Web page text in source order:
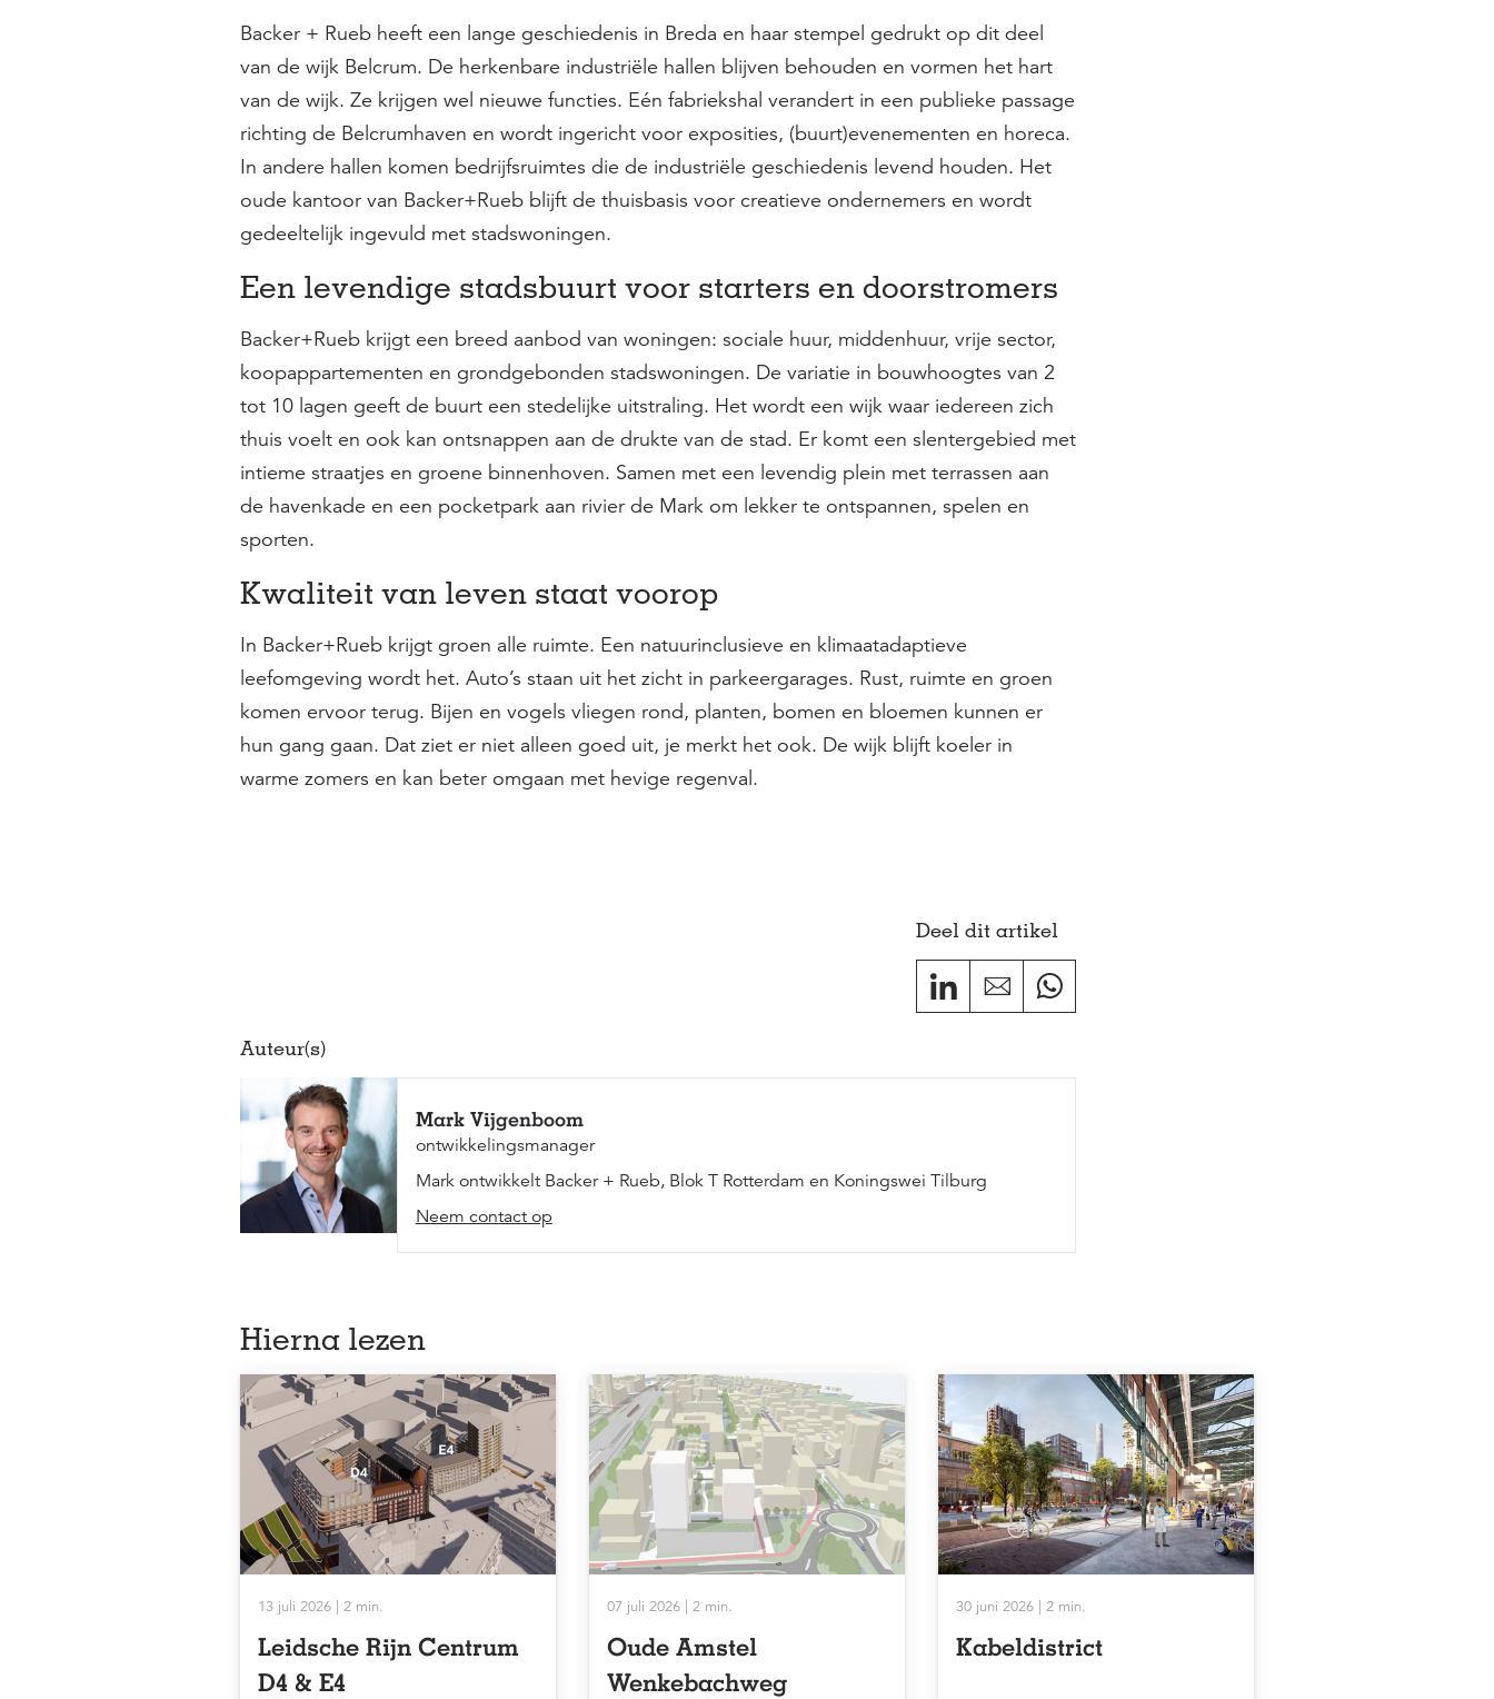
Backer + Rueb heeft een lange geschiedenis in Breda en haar stempel gedrukt op dit deel
van de wijk Belcrum. De herkenbare industriële hallen blijven behouden en vormen het hart
van de wijk. Ze krijgen wel nieuwe functies. Eén fabriekshal verandert in een publieke passage
richting de Belcrumhaven en wordt ingericht voor exposities, (buurt)evenementen en horeca.
In andere hallen komen bedrijfsruimtes die de industriële geschiedenis levend houden. Het
oude kantoor van Backer+Rueb blijft de thuisbasis voor creatieve ondernemers en wordt
gedeeltelijk ingevuld met stadswoningen.
Een levendige stadsbuurt voor starters en doorstromers
Backer+Rueb krijgt een breed aanbod van woningen: sociale huur, middenhuur, vrije sector,
koopappartementen en grondgebonden stadswoningen. De variatie in bouwhoogtes van 2
tot 10 lagen geeft de buurt een stedelijke uitstraling. Het wordt een wijk waar iedereen zich
thuis voelt en ook kan ontsnappen aan de drukte van de stad. Er komt een slentergebied met
intieme straatjes en groene binnenhoven. Samen met een levendig plein met terrassen aan
de havenkade en een pocketpark aan rivier de Mark om lekker te ontspannen, spelen en
sporten.
Kwaliteit van leven staat voorop
In Backer+Rueb krijgt groen alle ruimte. Een natuurinclusieve en klimaatadaptieve
leefomgeving wordt het. Auto’s staan uit het zicht in parkeergarages. Rust, ruimte en groen
komen ervoor terug. Bijen en vogels vliegen rond, planten, bomen en bloemen kunnen er
hun gang gaan. Dat ziet er niet alleen goed uit, je merkt het ook. De wijk blijft koeler in
warme zomers en kan beter omgaan met hevige regenval.
Deel dit artikel
Auteur(s)
Mark Vijgenboom
ontwikkelingsmanager
Mark ontwikkelt Backer + Rueb, Blok T Rotterdam en Koningswei Tilburg
Neem contact op
Hierna lezen
13 juli 2026 | 2 min.
Leidsche Rijn Centrum
D4 & E4
07 juli 2026 | 2 min.
Oude Amstel
Wenkebachweg
30 juni 2026 | 2 min.
Kabeldistrict